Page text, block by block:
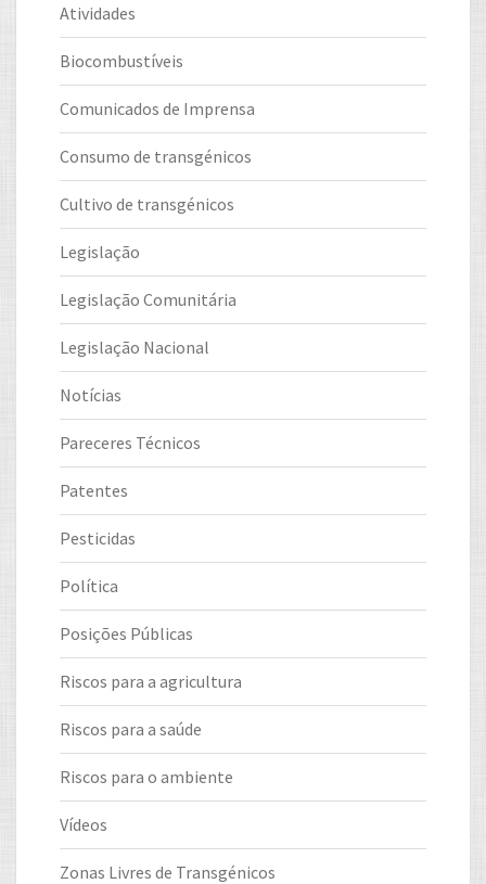
Atividades
Biocombustíveis
Comunicados de Imprensa
Consumo de transgénicos
Cultivo de transgénicos
Legislação
Legislação Comunitária
Legislação Nacional
Notícias
Pareceres Técnicos
Patentes
Pesticidas
Política
Posições Públicas
Riscos para a agricultura
Riscos para a saúde
Riscos para o ambiente
Vídeos
Zonas Livres de Transgénicos